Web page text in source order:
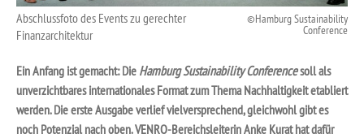
Abschlussfoto des Events zu gerechter
Finanzarchitektur
Hamburg Sustainability
Conference
Ein Anfang ist gemacht: Die Hamburg Sustainability Conferencesoll als
unverzichtbares internationales Format zum Thema Nachhaltigkeit etabliert
werden. Die erste Ausgabe verlief vielversprechend, gleichwohl gibt es
noch Potenzial nach oben. VENRO-Bereichsleiterin Anke Kurat hat dafür